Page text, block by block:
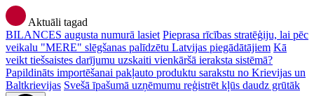
Aktuāli tagad
BILANCES augusta numurā lasiet Pieprasa rīcības stratēģiju, lai pēc
veikalu "MERE" slēgšanas palīdzētu Latvijas piegādātājiem Kā
veikt tiešsaistes darījumu uzskaiti vienkāršā ieraksta sistēmā?
Papildināts importēšanai pakļauto produktu sarakstu no Krievijas un
Baltkrievijas Svešā īpašumā uzņēmumu reģistrēt kļūs daudz grūtāk